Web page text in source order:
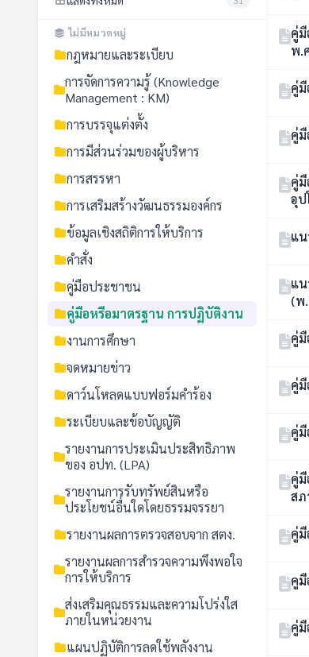
ไม่มีหมวดหมู่
กฎหมายและระเบียบ
การจัดการความรู้ (Knowledge
Management : KM)
การบรรจุแต่งตั้ง
การมีส่วนร่วมของผู้บริหาร
การสรรหา
การเสริมสร้างวัฒนธรรมองค์กร
ข้อมูลเชิงสถิติการให้บริการ
คำสั่ง
คู่มือประชาชน
คู่มือหรือมาตรฐาน การปฏิบัติงาน
งานการศึกษา
จดหมายข่าว
ดาว์นโหลดแบบฟอร์มคำร้อง
ระเบียบและข้อบัญญัติ
รายงานการประเมินประสิทธิภาพ
ของ อปท. (LPA)
รายงานการรับทรัพย์สินหรือ
ประโยชน์อื่นใดโดยธรรมจรรยา
รายงานผลการตรวจสอบจาก สตง.
รายงานผลการสำรวจความพึงพอใจ
การให้บริการ
ส่งเสริมคุณธรรมและความโปร่งใส
ภายในหน่วยงาน
แผนปฏิบัติการลดใช้พลังงาน
คู่
พ.
คู่
คู่
อุป
แ
แ
(พ
คู่
คู่มื
คู่
คู่
สภ
คู่
คู
คู่